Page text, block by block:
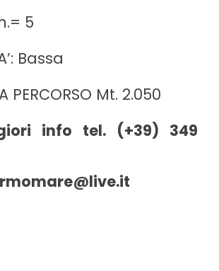
5
Bassa
PERCORSO Mt. 2.050
info tel. (+39) 349